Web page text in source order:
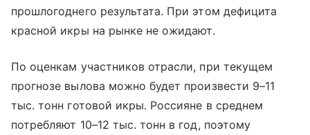
прошлогоднего результата. При этом дефицита
красной икры на рынке не ожидают.
По оценкам участников отрасли, при текущем
прогнозе вылова можно будет произвести 9–11
тыс. тонн готовой икры. Россияне в среднем
потребляют 10–12 тыс. тонн в год, поэтому